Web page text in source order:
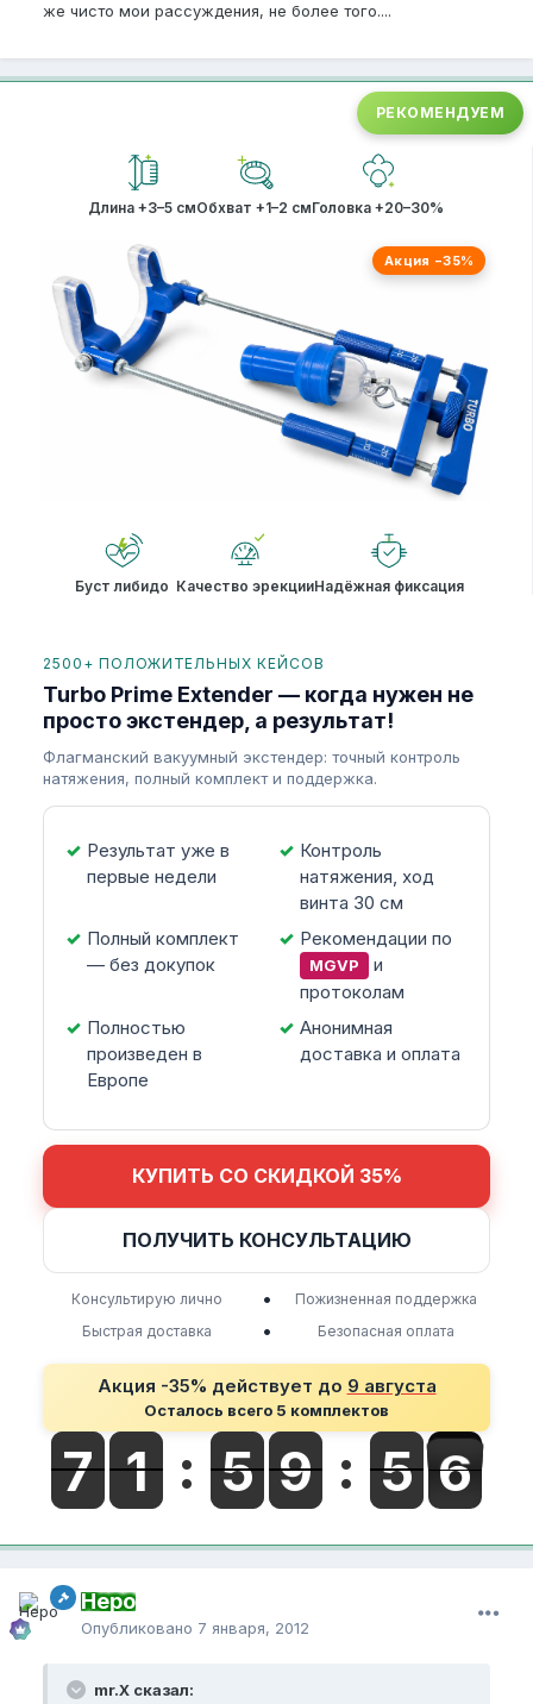
же чисто мои рассуждения, не более того....
РЕКОМЕНДУЕМ
Длина +3–5 смОбхват +1–2 смГоловка +20–30%
Акция −35%
Буст либидо Качество эрекцииНадёжная фиксация
2500+ ПОЛОЖИТЕЛЬНЫХ КЕЙСОВ
Turbo Prime Extender — когда нужен не
просто экстендер, а результат!
Флагманский вакуумный экстендер: точный контроль
натяжения, полный комплект и поддержка.
Результат уже в
первые недели
Контроль
натяжения, ход
винта 30 см
Полный комплект
— без докупок
Рекомендации по
MGVP
и
протоколам
Полностью
произведен в
Европе
Анонимная
доставка и оплата
КУПИТЬ СО СКИДКОЙ 35%
ПОЛУЧИТЬ КОНСУЛЬТАЦИЮ
Консультирую лично •
Пожизненная поддержка
Быстрая доставка
• Безопасная оплата
Акция -35% действует до 9 августа
Осталось всего 5 комплектов
Неро
Опубликовано 7 января, 2012
mr.X сказал: